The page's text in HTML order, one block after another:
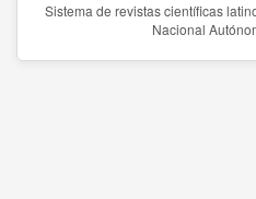
Sistema de revistas científicas
Nacional